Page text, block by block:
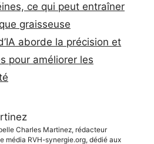
ce qui peut entraîner
graisseuse
aborde la précision et
pour améliorer les
Charles Martinez, rédacteur
média RVH-synergie.org, dédié aux